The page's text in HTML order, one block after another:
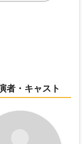
者・キャスト